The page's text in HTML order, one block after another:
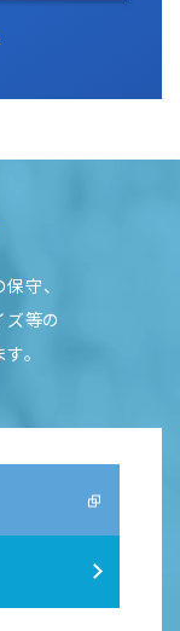
守、
等の
。